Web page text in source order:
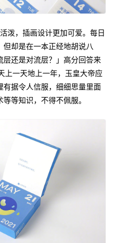
泼，插画设计更加可爱。每日
却是在一本正经地胡说八
还是对流层？」高分回答来
上一天地上一年，玉皇大帝应
据令人信服，细细思量里面
等知识，不得不佩服。